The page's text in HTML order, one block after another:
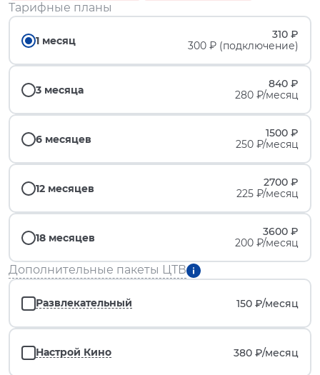
Тарифные планы
1 месяц
310 ₽
300 ₽ (подключение)
3 месяца
840 ₽
280 ₽/месяц
6 месяцев
1500 ₽
250 ₽/месяц
12 месяцев
2700 ₽
225 ₽/месяц
18 месяцев
3600 ₽
200 ₽/месяц
Дополнительные пакеты ЦТВ
Развлекательный 150 ₽/месяц
Настрой Кино 380 ₽/месяц